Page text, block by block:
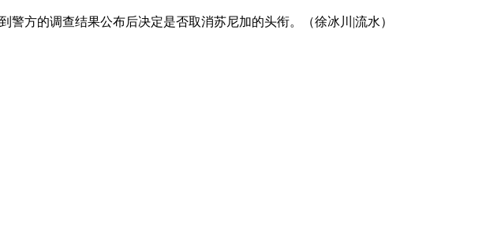
方的调查结果公布后决定是否取消苏尼加的头衔。（徐冰川|流水）